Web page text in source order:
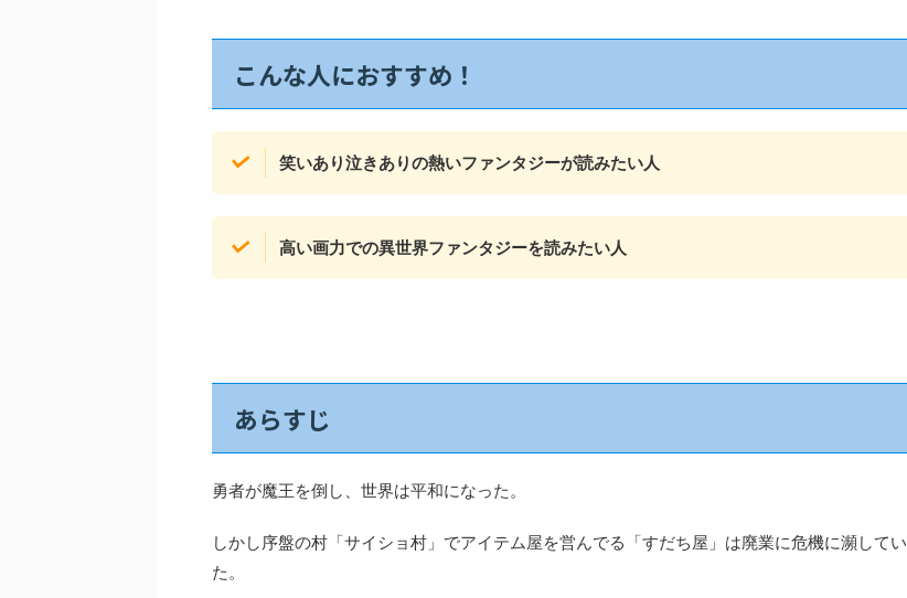
こんな人におすすめ！
笑いあり泣きありの熱いファンタジーが読みたい人
高い画力での異世界ファンタジーを読みたい人
あらすじ
勇者が魔王を倒し、世界は平和になった。
しかし序盤の村「サイショ村」でアイテム屋を営んでる「すだち屋」は廃業に危機に瀕してい
た。